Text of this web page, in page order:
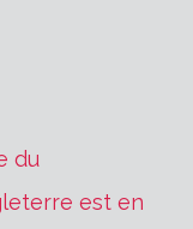
du
est en